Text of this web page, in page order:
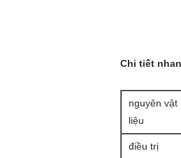
Chi tiết
nguyên vật
liệu
điều trị